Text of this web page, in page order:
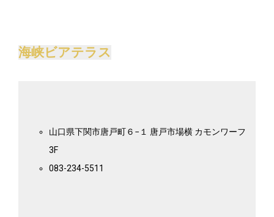
海峡ビアテラス
山口県下関市唐戸町６−１ 唐戸市場横 カモンワーフ
3F
083-234-5511